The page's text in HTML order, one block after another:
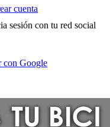
cuenta
sesión con tu red social
con Google